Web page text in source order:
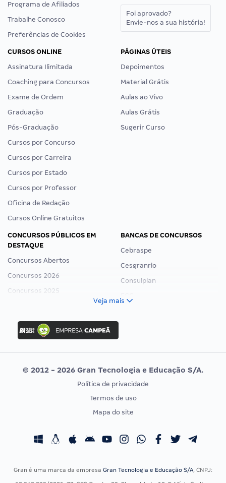
Programa de Afiliados
Trabalhe Conosco
Preferências de Cookies
Foi aprovado?
Envie-nos a sua história!
CURSOS ONLINE
Assinatura Ilimitada
Coaching para Concursos
Exame de Ordem
Graduação
Pós-Graduação
Cursos por Concurso
Cursos por Carreira
Cursos por Estado
Cursos por Professor
Oficina de Redação
Cursos Online Gratuitos
PÁGINAS ÚTEIS
Depoimentos
Material Grátis
Aulas ao Vivo
Aulas Grátis
Sugerir Curso
CONCURSOS PÚBLICOS EM
DESTAQUE
Concursos Abertos
Concursos 2026
Concursos 2025
Concurso Ibama
Concurso MPU
Editais publicados
BANCAS DE CONCURSOS
Cebraspe
Cesgranrio
Consulplan
Vunesp
CONCURSOS POR PROFISSÃO
Concursos Fiscais
EXAME DE ORDEM
Calendário OAB
Veja mais
© 2012 - 2026 Gran Tecnologia e Educação S/A.
Política de privacidade
Termos de uso
Mapa do site
Gran é uma marca da empresa Gran Tecnologia e Educação S/A, CNPJ: